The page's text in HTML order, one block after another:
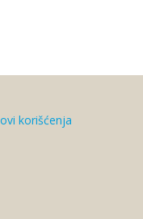
korišćenja